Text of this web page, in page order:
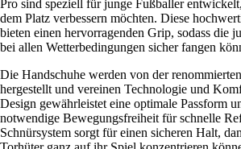
Pro sind speziell für junge Fußballer
dem Platz verbessern möchten. Diese
bieten einen hervorragenden Grip, sodass die
bei allen Wetterbedingungen sicher fangen
Die Handschuhe werden von der
hergestellt und vereinen Technologie und
Design gewährleistet eine optimale Passform
notwendige Bewegungsfreiheit für schnelle
Schnürsystem sorgt für einen sicheren Halt,